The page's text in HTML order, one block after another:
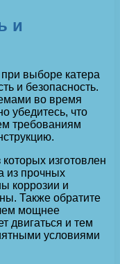
и
выборе катера
и безопасность.
во время
убедитесь, что
требованиям
изготовлен
из прочных
коррозии и
Также обратите
мощнее
двигаться и тем
условиями